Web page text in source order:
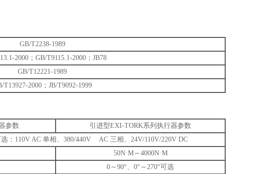
GB/T2238-1989
2000；GB/T9115.1-2000；JB78
GB/T12221-1989
T13927-2000；JB/T9092-1999
参数
引进型EXI-TORK系列执行器参数
110V AC 单相、380/440V AC 三相、24V/110V/220V DC
50N·M～4000N·M
0～90°、0°～270°可选